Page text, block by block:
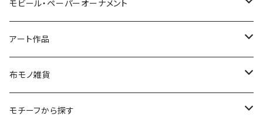
切り絵グリーティングカード
LED用ペーパーシェード
ポストカード
モビール・ペーパーオーナメント
モビール
ペーパーオーナメント
アート作品
ポスター
kuusou-kitte（空想切手・フレーム付）
布モノ雑貨
ファブリックポスター
モチーフから探す